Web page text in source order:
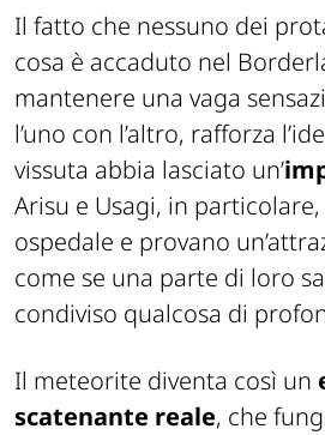
Il fatto che nessuno dei
cosa è accaduto nel
mantenere una vaga
l’uno con l’altro, rafforza
vissuta abbia lasciato un’
Arisu e Usagi, in
ospedale e provano
come se una parte di loro
condiviso qualcosa di
Il meteorite diventa così un
scatenante reale, che